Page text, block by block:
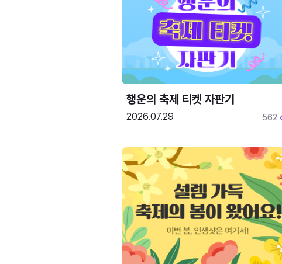
행운의 축제 티켓 자판기
2026.07.29 562